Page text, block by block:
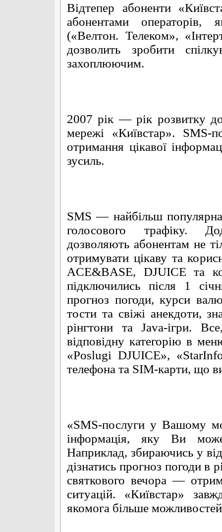
Відтепер абоненти
абонентами операторів,
(«Велтон. Телеком»,
дозволить зробити
захоплюючим.
2007 рік — рік розвитку
мережі «Київстар».
отримання цікавої
зусиль.
SMS — найбільш
голосового трафіку.
дозволяють абонентам не
отримувати цікаву та
ACE&BASE, DJUICE та
підключились після 1
прогноз погоди, курси
тости та свіжі анекдоти,
рінгтони та Java-ігри.
відповідну категорію в
«Poslugi DJUICE»,
телефона та SIM-карти, що
«SMS-послуги у Вашому
інформація, яку Ви
Наприклад, збираючись у
дізнатись прогноз погоди в
святкового вечора —
ситуацій. «Київстар»
якомога більше